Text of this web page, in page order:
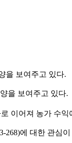
을 보여주고 있다.
이어져 농가 수
에 대한 관심